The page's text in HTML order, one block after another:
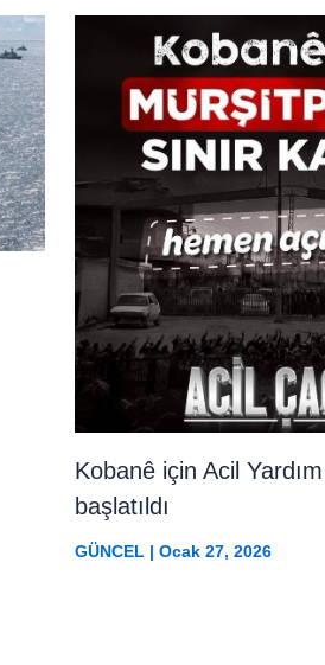
Kobanê için Acil
başlatıldı
GÜNCEL| Ocak 27, 2026